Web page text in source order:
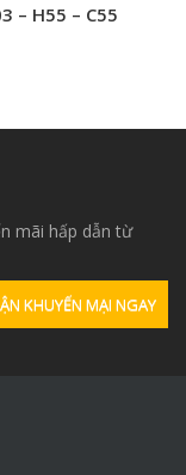
– H55 – C55
mãi hấp dẫn từ